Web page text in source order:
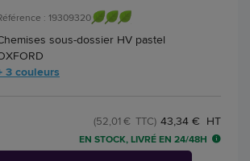
: 19309320
sous-dossier HV pastel
3 couleurs
43,34 € HT
(52,01 € TTC)
EN STOCK, LIVRÉ EN 24/48H